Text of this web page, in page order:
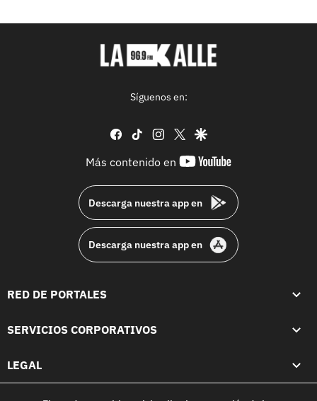
Síguenos en:
facebook
tiktok instagram
twittergoogle
Más contenido en
youtube-
Descarga nuestra app en
Descarga nuestra app en
RED DE PORTALES
SERVICIOS CORPORATIVOS
LEGAL